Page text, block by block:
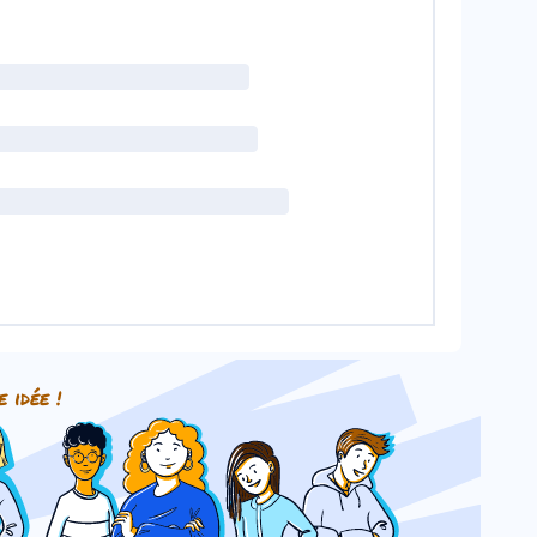
idée !